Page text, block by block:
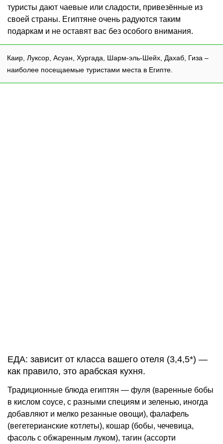
туристы дают чаевые или сладости, привезённые из
своей страны. Египтяне очень радуются таким
подаркам и не оставят вас без особого внимания.
Каир, Луксор, Асуан, Хургада, Шарм-эль-Шейх, Дахаб, Гиза –
наиболее посещаемые туристами места в Египте.
ЕДА: зависит от класса вашего отеля (3,4,5*) —
как правило, это арабская кухня.
Традиционные блюда египтян — фуля (варенные бобы
в кислом соусе, с разными специям и зеленью, иногда
добавляют и мелко резанные овощи), фалафель
(вегетерианские котлеты), кошар (бобы, чечевица,
фасоль с обжаренным луком), тагин (ассорти